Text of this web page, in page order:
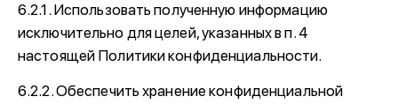
6.2.1. Использовать полученную информацию
исключительно для целей, указанных в п. 4
настоящей Политики конфиденциальности.
6.2.2. Обеспечить хранение конфиденциальной